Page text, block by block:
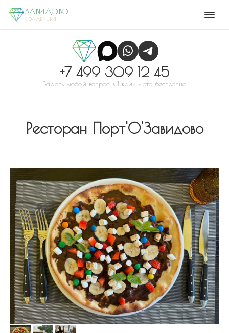
+7 499 309 12 45
Задать любой вопрос в 1 клик – это бесплатно
Ресторан Порт'О'Завидово
ЗАВИДОВО
КОЛЛЕКЦИЯ